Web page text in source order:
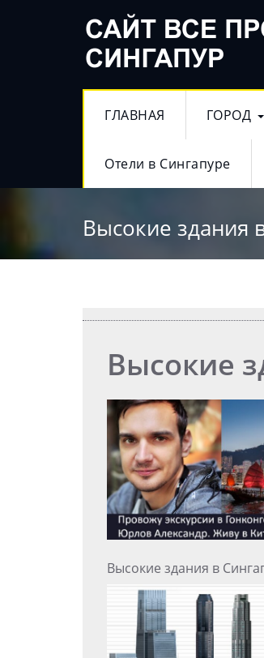
ГЛАВНАЯ ГОРОД
Отели в Сингапуре
Высокие здания
Высокие
Высокие здания в